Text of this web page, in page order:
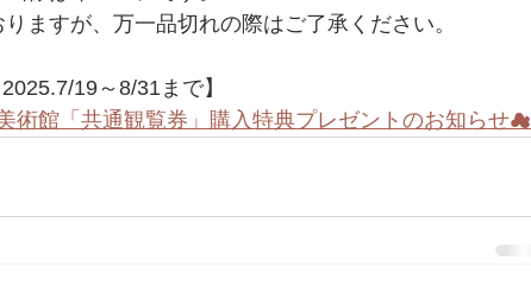
ますが、万一品切れの際はご了承ください。
2025.7/19～8/31まで】
術館「共通観覧券」購入特典プレゼントのお知らせ☁